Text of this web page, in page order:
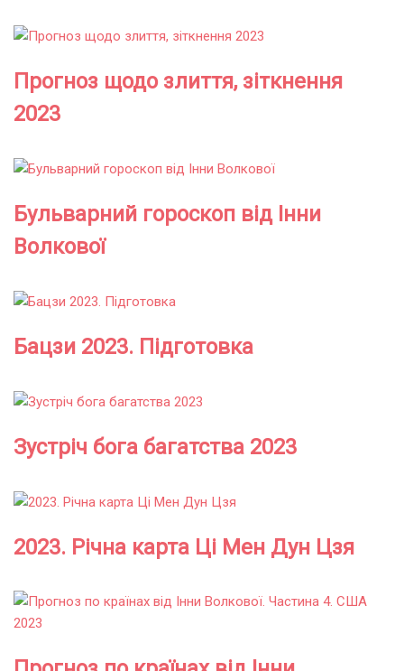
Прогноз щодо злиття, зіткнення
2023
Бульварний гороскоп від Інни
Волкової
Бацзи 2023. Підготовка
Зустріч бога багатства 2023
2023. Річна карта Ці Мен Дун Цзя